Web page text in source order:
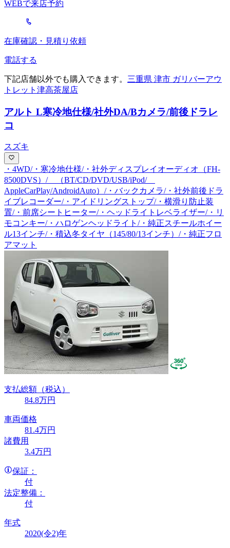
WEBで来店予約
在庫確認・見積り依頼
電話する
下記店舗以外でも購入できます。 三重県 津市 ガリバーアウ
トレット津高茶屋店
アルト L寒冷地仕様/社外DA/Bカメラ/前後ドラレ
コ
スズキ
・4WD/・寒冷地仕様/・社外ディスプレイオーディオ（FH-
8500DVS）/ （BT/CD/DVD/USB/iPod/
AppleCarPlay/AndroidAuto）/・バックカメラ/・社外前後ドラ
イブレコーダー/・アイドリングストップ/・横滑り防止装
置/・前席シートヒーター/・ヘッドライトレベライザー/・リ
モコンキー/・ハロゲンヘッドライト/・純正スチールホイー
ル13インチ/・積込冬タイヤ（145/80/13インチ）/・純正フロ
アマット
支払総額 （税込）
84.8万円
車両価格
81 .4万円
諸費用
3.4万円
保証：
付
法定整備：
付
年式
2020(令2)年